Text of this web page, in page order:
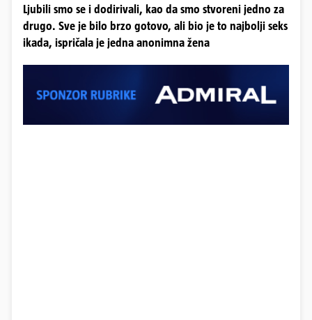
Ljubili smo se i dodirivali, kao da smo stvoreni jedno za
drugo. Sve je bilo brzo gotovo, ali bio je to najbolji seks
ikada, ispričala je jedna anonimna žena